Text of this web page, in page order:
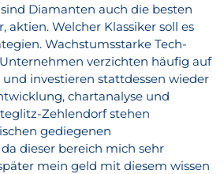
Diamanten auch die besten
aktien. Welcher Klassiker soll es
Wachstumsstarke Tech-
verzichten häufig auf
investieren stattdessen wieder
chartanalyse und
Zehlendorf stehen
gediegenen
dieser bereich mich sehr
mein geld mit diesem wissen